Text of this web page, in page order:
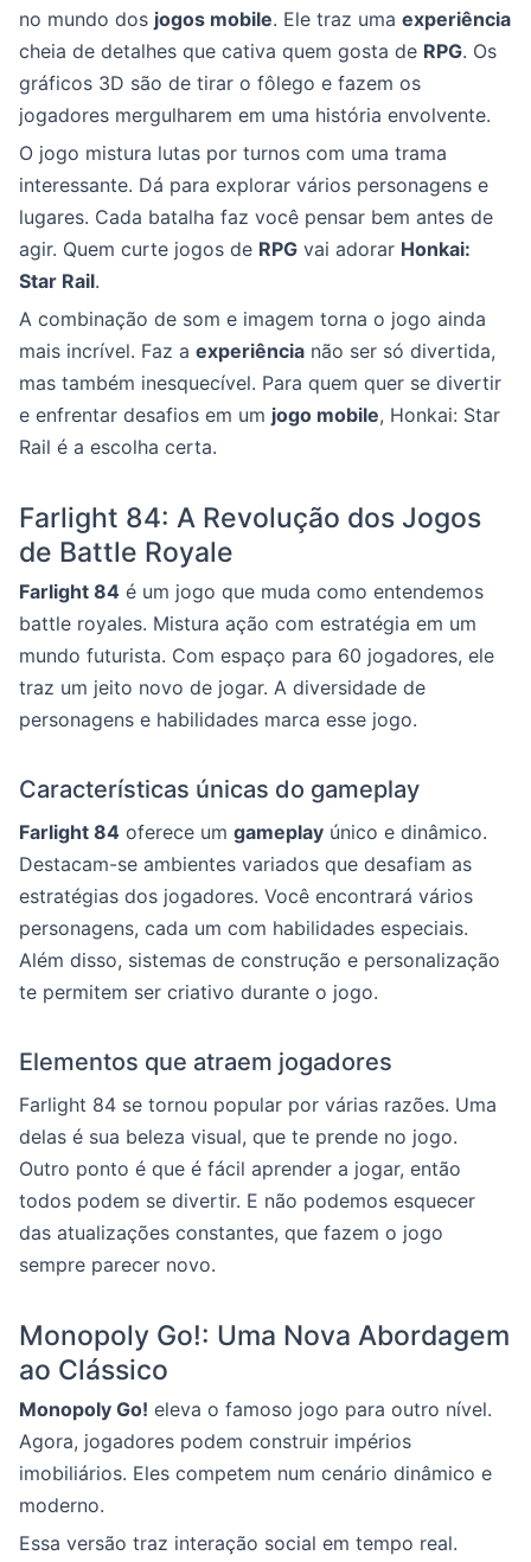
no mundo dos jogos mobile. Ele traz uma experiência
cheia de detalhes que cativa quem gosta de RPG. Os
gráficos 3D são de tirar o fôlego e fazem os
jogadores mergulharem em uma história envolvente.
O jogo mistura lutas por turnos com uma trama
interessante. Dá para explorar vários personagens e
lugares. Cada batalha faz você pensar bem antes de
agir. Quem curte jogos de RPG vai adorar Honkai:
Star Rail.
A combinação de som e imagem torna o jogo ainda
mais incrível. Faz a experiência não ser só divertida,
mas também inesquecível. Para quem quer se divertir
e enfrentar desafios em um jogo mobile, Honkai: Star
Rail é a escolha certa.
Farlight 84: A Revolução dos Jogos
de Battle Royale
Farlight 84 é um jogo que muda como entendemos
battle royales. Mistura ação com estratégia em um
mundo futurista. Com espaço para 60 jogadores, ele
traz um jeito novo de jogar. A diversidade de
personagens e habilidades marca esse jogo.
Características únicas do gameplay
Farlight 84 oferece um gameplay único e dinâmico.
Destacam-se ambientes variados que desafiam as
estratégias dos jogadores. Você encontrará vários
personagens, cada um com habilidades especiais.
Além disso, sistemas de construção e personalização
te permitem ser criativo durante o jogo.
Elementos que atraem jogadores
Farlight 84 se tornou popular por várias razões. Uma
delas é sua beleza visual, que te prende no jogo.
Outro ponto é que é fácil aprender a jogar, então
todos podem se divertir. E não podemos esquecer
das atualizações constantes, que fazem o jogo
sempre parecer novo.
Monopoly Go!: Uma Nova Abordagem
ao Clássico
Monopoly Go! eleva o famoso jogo para outro nível.
Agora, jogadores podem construir impérios
imobiliários. Eles competem num cenário dinâmico e
moderno.
Essa versão traz interação social em tempo real.